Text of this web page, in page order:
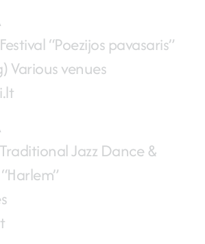
“Poezijos pavasaris”
Various venues
Jazz Dance &